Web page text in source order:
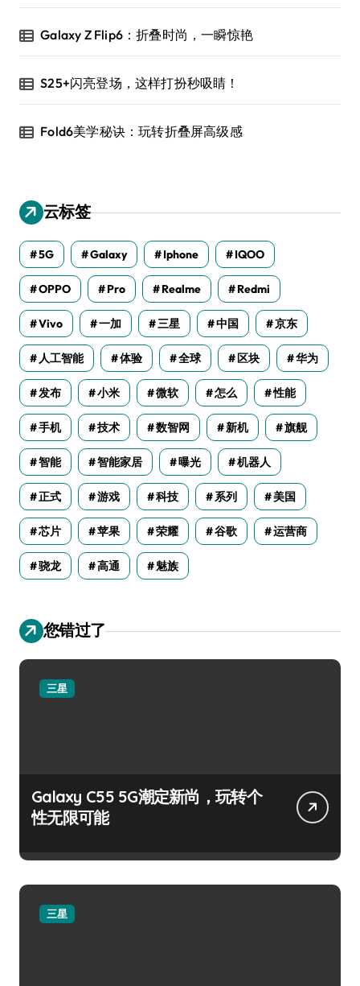
Galaxy Z Flip6：折叠时尚，一瞬惊艳
S25+闪亮登场，这样打扮秒吸睛！
Fold6美学秘诀：玩转折叠屏高级感
云标签
5G Galaxy Iphone IQOO
OPPO Pro Realme Redmi
Vivo 一加 三星 中国 京东
人工智能 体验 全球 区块 华为
发布 小米 微软 怎么 性能
手机 技术 数智网 新机 旗舰
智能 智能家居 曝光 机器人
正式 游戏 科技 系列 美国
芯片 苹果 荣耀 谷歌 运营商
骁龙 高通 魅族
您错过了
三星
Galaxy C55 5G潮定新尚，玩转个
性无限可能
三星